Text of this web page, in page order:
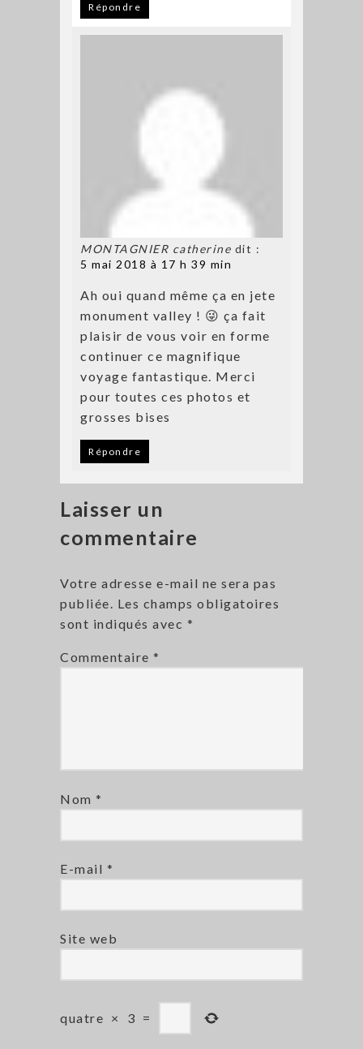
Répondre
MONTAGNIER catherine dit :
5 mai 2018 à 17 h 39 min
Ah oui quand même ça en jete
monument valley ! 😜 ça fait
plaisir de vous voir en forme
continuer ce magnifique
voyage fantastique. Merci
pour toutes ces photos et
grosses bises
Répondre
Laisser un
commentaire
Votre adresse e-mail ne sera pas
publiée. Les champs obligatoires
sont indiqués avec *
Commentaire *
Nom *
E-mail *
Site web
quatre × 3 =